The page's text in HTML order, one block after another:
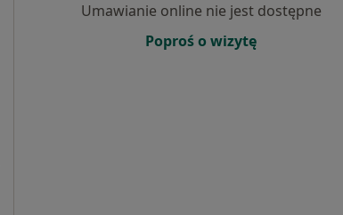
Umawianie online nie jest dostępne
Poproś o wizytę